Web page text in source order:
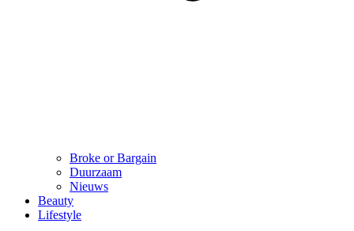
Broke or Bargain
Duurzaam
Nieuws
Beauty
Lifestyle